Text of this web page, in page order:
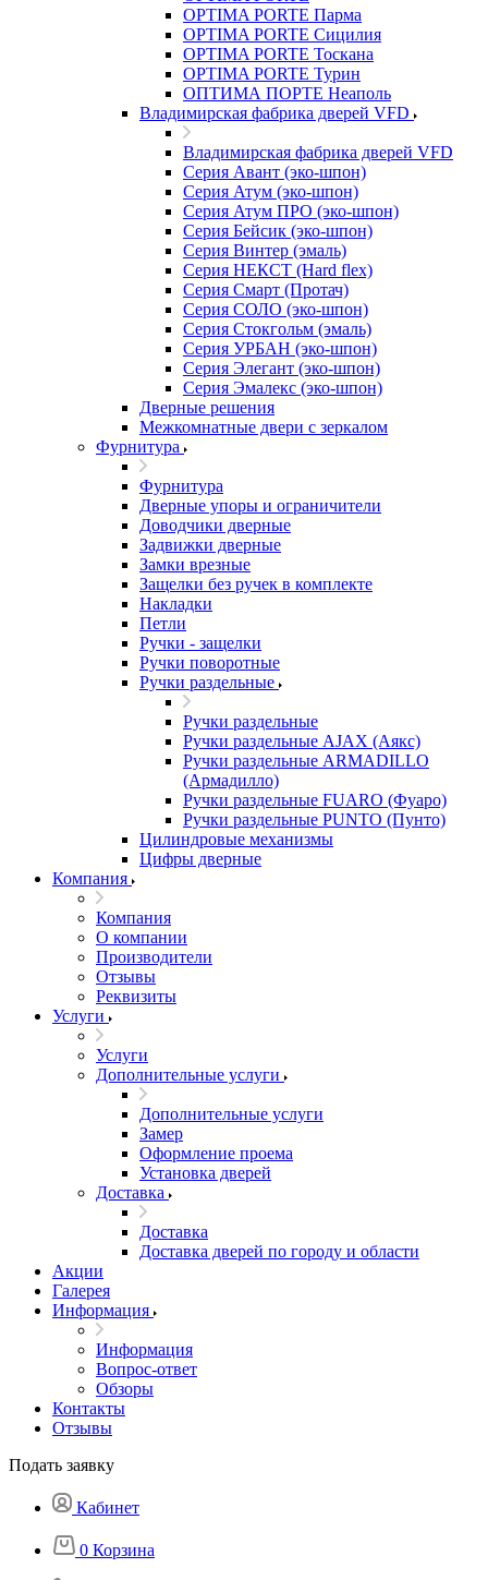
OPTIMA PORTE Парма
OPTIMA PORTE Сицилия
OPTIMA PORTE Тоскана
OPTIMA PORTE Турин
ОПТИМА ПОРТЕ Неаполь
Владимирская фабрика дверей VFD
Владимирская фабрика дверей VFD
Серия Авант (эко-шпон)
Серия Атум (эко-шпон)
Серия Атум ПРО (эко-шпон)
Серия Бейсик (эко-шпон)
Серия Винтер (эмаль)
Серия НЕКСТ (Hard flex)
Серия Смарт (Протач)
Серия СОЛО (эко-шпон)
Серия Стокгольм (эмаль)
Серия УРБАН (эко-шпон)
Серия Элегант (эко-шпон)
Серия Эмалекс (эко-шпон)
Дверные решения
Межкомнатные двери c зеркалом
Фурнитура
Фурнитура
Дверные упоры и ограничители
Доводчики дверные
Задвижки дверные
Замки врезные
Защелки без ручек в комплекте
Накладки
Петли
Ручки - защелки
Ручки поворотные
Ручки раздельные
Ручки раздельные
Ручки раздельные AJAX (Аякс)
Ручки раздельные ARMADILLO
(Армадилло)
Ручки раздельные FUARO (Фуаро)
Ручки раздельные PUNTO (Пунто)
Цилиндровые механизмы
Цифры дверные
Компания
Компания
О компании
Производители
Отзывы
Реквизиты
Услуги
Услуги
Дополнительные услуги
Дополнительные услуги
Замер
Оформление проема
Установка дверей
Доставка
Доставка
Доставка дверей по городу и области
Акции
Галерея
Информация
Информация
Вопрос-ответ
Обзоры
Контакты
Отзывы
Подать заявку
Кабинет
0 Корзина